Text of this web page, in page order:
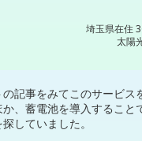
埼玉県在住
太陽
記事をみてこのサービス
か、蓄電池を導入すること
していました。